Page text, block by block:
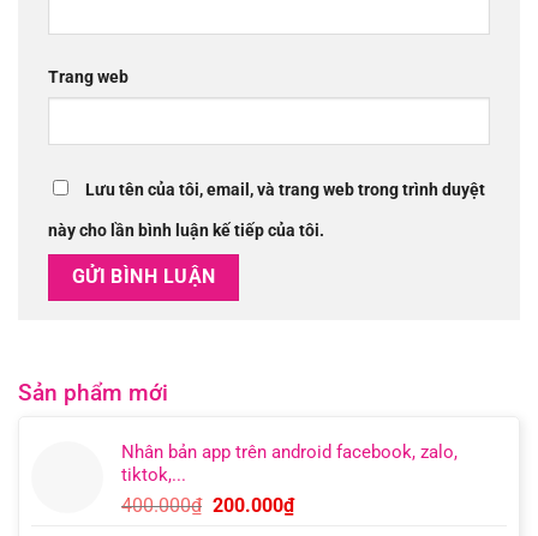
Trang web
Lưu tên của tôi, email, và trang web trong trình duyệt
này cho lần bình luận kế tiếp của tôi.
Sản phẩm mới
Nhân bản app trên android facebook, zalo,
tiktok,...
400.000₫ Giá
200.000₫Giá